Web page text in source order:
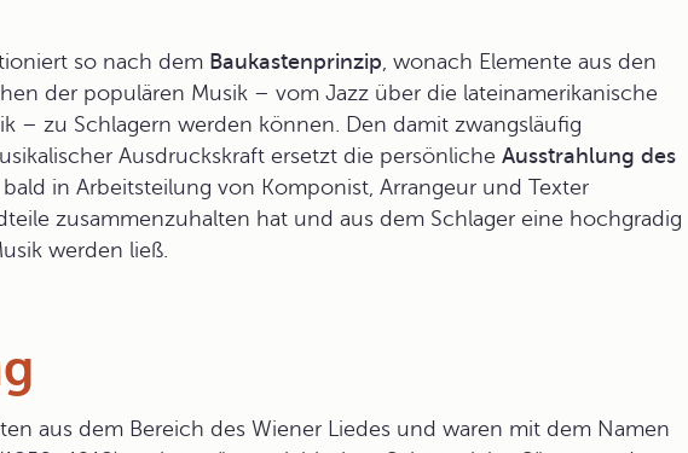
so nach dem Baukastenprinzip, wonach Elemente aus den
der populären Musik – vom Jazz über die lateinamerikanische
– zu Schlagern werden können. Den damit zwangsläufig
Ausdruckskraft ersetzt die persönliche Ausstrahlung des
in Arbeitsteilung von Komponist, Arrangeur und Texter
zusammenzuhalten hat und aus dem Schlager eine hochgradig
werden ließ.
aus dem Bereich des Wiener Liedes und waren mit dem Namen